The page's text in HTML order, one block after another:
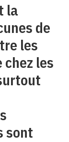
la
de
les
les
sont